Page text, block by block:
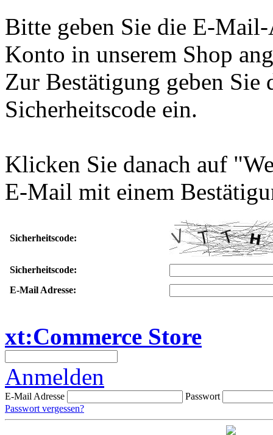
Bitte geben Sie die E-
Konto in unserem Shop
Zur Bestätigung geben Sie
Sicherheitscode ein.
Klicken Sie danach auf
E-Mail mit einem
Sicherheitscode:
Sicherheitscode:
E-Mail Adresse:
xt:Commerce Store
Anmelden
E-Mail Adresse
Passwort
Passwort vergessen?